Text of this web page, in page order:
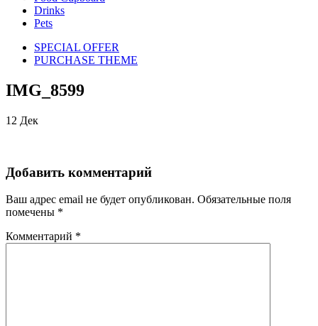
Drinks
Pets
SPECIAL OFFER
PURCHASE THEME
IMG_8599
12 Дек
Добавить комментарий
Ваш адрес email не будет опубликован. Обязательные поля
помечены *
Комментарий *